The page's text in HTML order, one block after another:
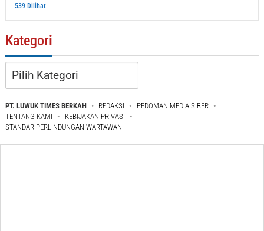
539 Dilihat
Kategori
Kategori
PT. LUWUK TIMES BERKAH REDAKSI
PEDOMAN MEDIA SIBER
TENTANG KAMI
KEBIJAKAN PRIVASI
STANDAR PERLINDUNGAN WARTAWAN